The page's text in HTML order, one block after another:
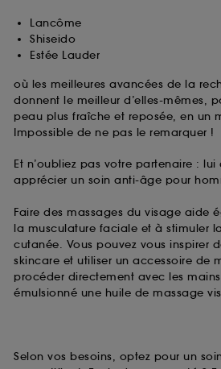
Lancôme
Shiseido
Estée Lauder
où les meilleures avancées de la
donnent le meilleur d’elles-mêmes,
peau plus fraîche et reposée, en un
Impossible de ne pas le remarquer !
Et n’oubliez pas votre partenaire : lui
apprécier un soin anti-âge pour
Faire des massages du visage aide
la musculature faciale et à stimuler
cutanée. Vous pouvez vous inspirer
skincare et utiliser un accessoire de
procéder directement avec les
émulsionné une huile de massage
Selon vos besoins, optez pour un